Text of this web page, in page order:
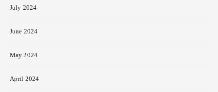
July 2024
June 2024
May 2024
April 2024